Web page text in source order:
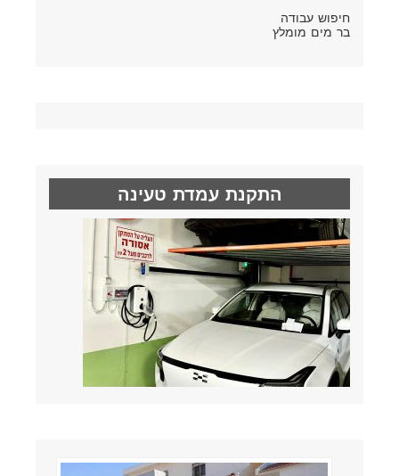
חיפוש עבודה
בר מים מומלץ
התקנת עמדת טעינה